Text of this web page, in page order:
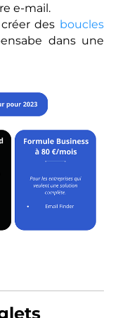
e-mail.
des boucles
dans une